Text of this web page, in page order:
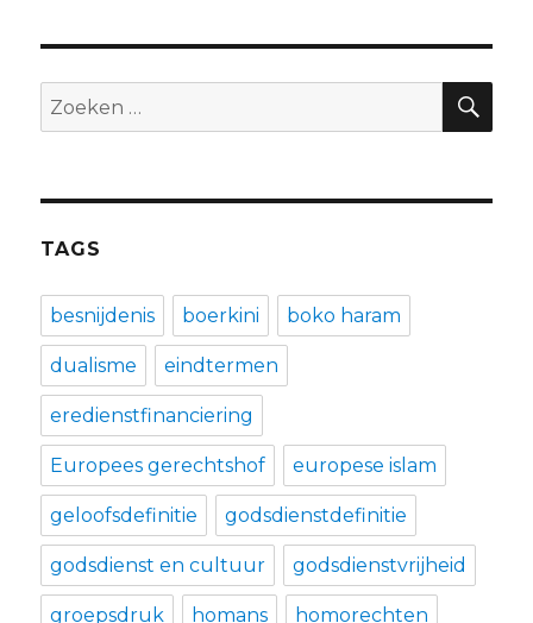
Zoeken
naar:
TAGS
besnijdenis boerkini boko haram
dualisme eindtermen
eredienstfinanciering
Europees gerechtshof europese islam
geloofsdefinitie godsdienstdefinitie
godsdienst en cultuur godsdienstvrijheid
groepsdruk homans homorechten